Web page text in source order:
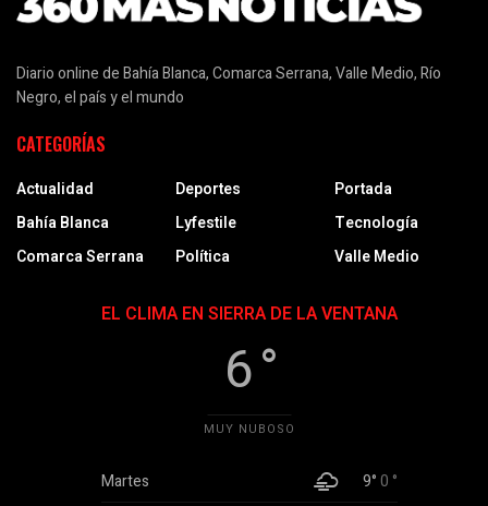
Diario online de Bahía Blanca, Comarca Serrana, Valle Medio, Río
Negro, el país y el mundo
CATEGORÍAS
Actualidad
Bahía Blanca
Comarca Serrana
Deportes
Lyfestile
Política
Portada
Tecnología
Valle Medio
EL CLIMA EN SIERRA DE LA VENTANA
6 °
MUY NUBOSO
Martes 9°0 °